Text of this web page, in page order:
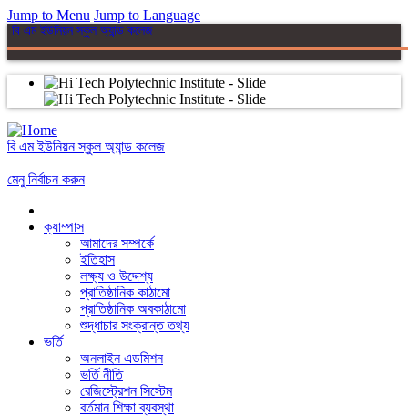
Jump to Menu Jump to Language
বি এম ইউনিয়ন স্কুল অ্যান্ড কলেজ
বি এম ইউনিয়ন স্কুল অ্যান্ড কলেজ
মেনু নির্বাচন করুন
ক্যাম্পাস
আমাদের সম্পর্কে
ইতিহাস
লক্ষ্য ও উদ্দেশ্য
প্রাতিষ্ঠানিক কাঠামো
প্রাতিষ্ঠানিক অবকাঠামো
শুদ্ধাচার সংক্রান্ত তথ্য
ভর্তি
অনলাইন এডমিশন
ভর্তি নীতি
রেজিস্ট্রেশন সিস্টেম
বর্তমান শিক্ষা ব্যবস্থা